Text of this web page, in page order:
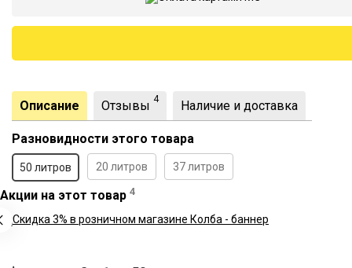
Описание Отзывы 4 Наличие и доставка
Разновидности этого товара
50 литров 20 литров 37 литров
Акции на этот товар 4